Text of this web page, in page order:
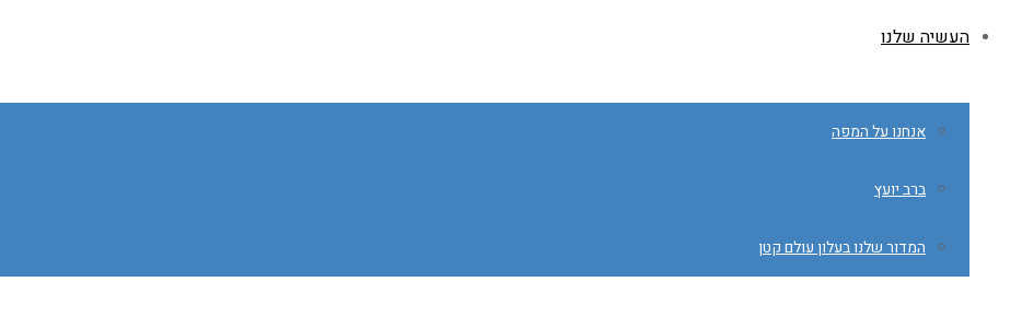
העשיה שלנו
אנחנו על המפה
ברב יועץ
המדור שלנו בעלון עולם קטן